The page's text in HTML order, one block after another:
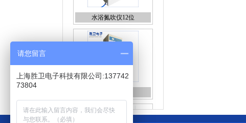
培养箱
FD-A12-80(普通型)冷冻干
燥机
请您留言
上海胜卫电子科技有限公司:137742
73804